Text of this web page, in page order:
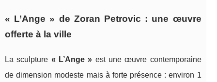
« L’Ange » de Zoran Petrovic : une œuvre
offerte à la ville
La sculpture « L’Ange » est une œuvre contemporaine
de dimension modeste mais à forte présence : environ 1